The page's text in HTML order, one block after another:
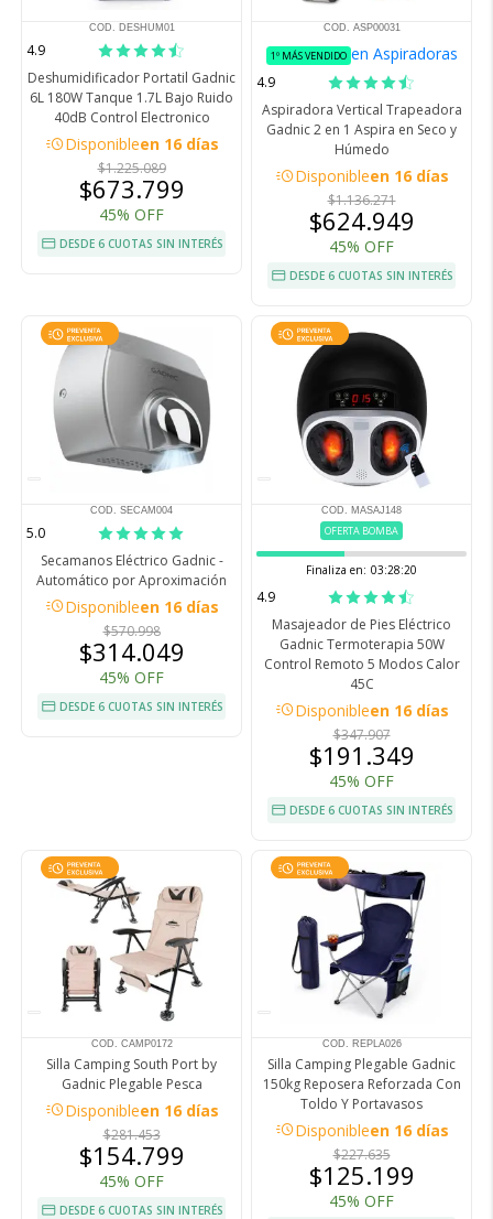
COD. DESHUM01
4.9
Deshumidificador Portatil Gadnic
6L 180W Tanque 1.7L Bajo Ruido
40dB Control Electronico
acuteDisponibleen 16 días
$1.225.089
$673.799
45% OFF
DESDE 6 CUOTAS SIN INTERÉS
COD. ASP00031
1º MÁS VENDIDO en Aspiradoras
4.9
Aspiradora Vertical Trapeadora
Gadnic 2 en 1 Aspira en Seco y
Húmedo
acuteDisponibleen 16 días
$1.136.271
$624.949
45% OFF
DESDE 6 CUOTAS SIN INTERÉS
COD. SECAM004
5.0
Secamanos Eléctrico Gadnic -
Automático por Aproximación
acuteDisponibleen 16 días
$570.998
$314.049
45% OFF
DESDE 6 CUOTAS SIN INTERÉS
COD. MASAJ148
OFERTA BOMBA
Finaliza en: 03:28:19
4.9
Masajeador de Pies Eléctrico
Gadnic Termoterapia 50W
Control Remoto 5 Modos Calor
45C
acuteDisponibleen 16 días
$347.907
$191.349
45% OFF
DESDE 6 CUOTAS SIN INTERÉS
COD. CAMP0172
Silla Camping South Port by
Gadnic Plegable Pesca
acuteDisponibleen 16 días
$281.453
$154.799
45% OFF
DESDE 6 CUOTAS SIN INTERÉS
COD. REPLA026
Silla Camping Plegable Gadnic
150kg Reposera Reforzada Con
Toldo Y Portavasos
acuteDisponibleen 16 días
$227.635
$125.199
45% OFF